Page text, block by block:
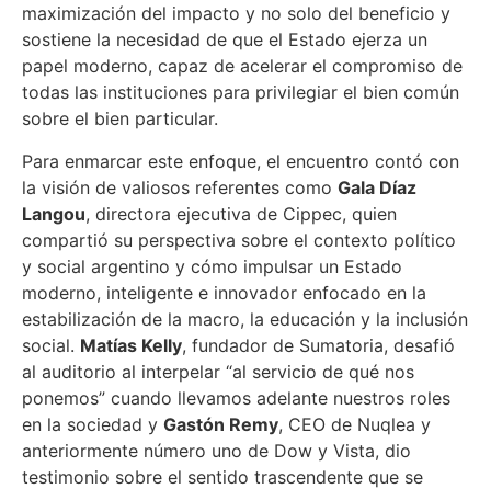
maximización del impacto y no solo del beneficio y
sostiene la necesidad de que el Estado ejerza un
papel moderno, capaz de acelerar el compromiso de
todas las instituciones para privilegiar el bien común
sobre el bien particular.
Para enmarcar este enfoque, el encuentro contó con
la visión de valiosos referentes como Gala Díaz
Langou, directora ejecutiva de Cippec, quien
compartió su perspectiva sobre el contexto político
y social argentino y cómo impulsar un Estado
moderno, inteligente e innovador enfocado en la
estabilización de la macro, la educación y la inclusión
social. Matías Kelly, fundador de Sumatoria, desafió
al auditorio al interpelar “al servicio de qué nos
ponemos” cuando llevamos adelante nuestros roles
en la sociedad y Gastón Remy, CEO de Nuqlea y
anteriormente número uno de Dow y Vista, dio
testimonio sobre el sentido trascendente que se